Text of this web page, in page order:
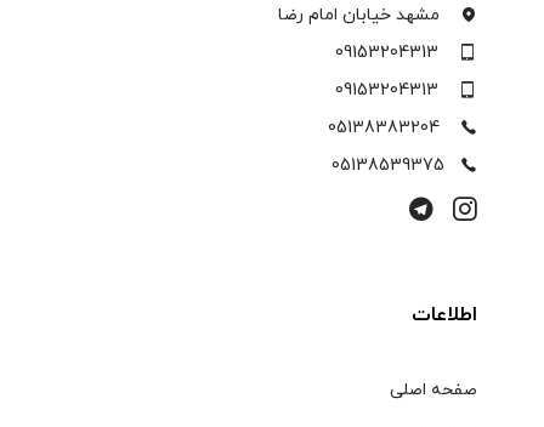
مشهد خیابان امام رضا
09153204313
09153204313
05138383204
05138539375
اطلاعات
صفحه اصلی